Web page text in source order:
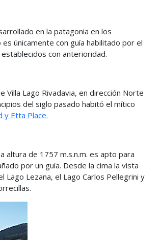
en la patagonia en los
únicamente con guía habilitado por el
con anterioridad.
Villa Lago Rivadavia, en dirección Norte
del siglo pasado habitó el mítico
y Etta Place.
altura de 1757 m.s.n.m. es apto para
por un guía. Desde la cima la vista
Lezana, el Lago Carlos Pellegrini y